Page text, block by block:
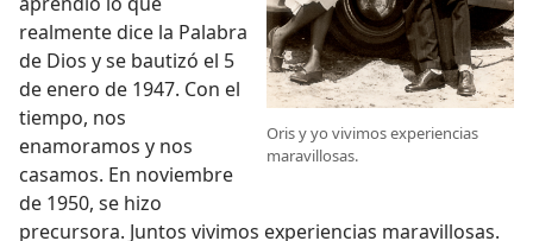
Oris y yo vivimos experiencias
maravillosas.
realmente dice la Palabra
de Dios y se bautizó el 5
de enero de 1947. Con el
tiempo, nos
enamoramos y nos
casamos. En noviembre
de 1950, se hizo
precursora. Juntos vivimos experiencias maravillosas.